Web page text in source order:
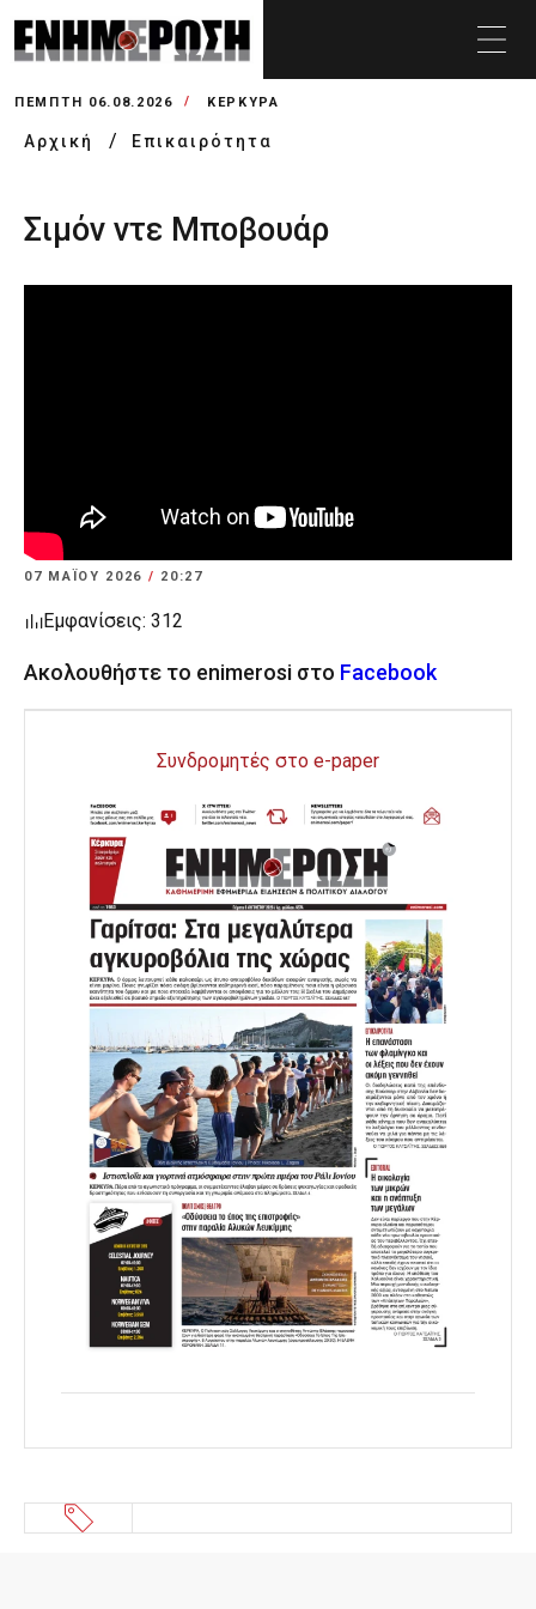
ΠΈΜΠΤΗ 06.08.2026 ΚΕΡΚΥΡΑ
Αρχική Επικαιρότητα
Σιμόν ντε Μποβουάρ
07 ΜΑΪ́ΟΥ 2026 / 20:27
Εμφανίσεις: 312
Ακολουθήστε το enimerosi στο Facebook
Συνδρομητές στο e-paper